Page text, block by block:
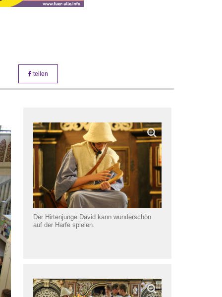
teilen
Der Hirtenjunge David kann wunderschön
auf der Harfe spielen.